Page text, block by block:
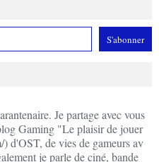
Je partage avec vous
Gaming "Le plaisir de jouer
d'OST, de vies de gameurs av
je parle de ciné, bande